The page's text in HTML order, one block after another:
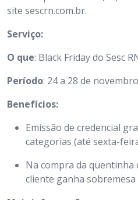
site sescrn.com.br.
Serviço:
O que: Black Friday do Sesc
Período: 24 a 28 de
Benefícios:
Emissão de credencial
categorias (até sexta-
Na compra da quentinha
cliente ganha